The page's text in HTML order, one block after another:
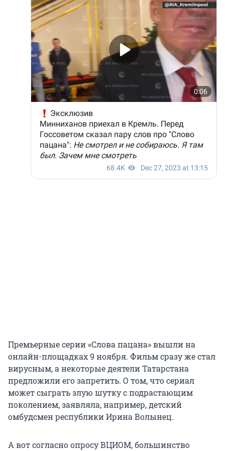
Премьерные серии «Слова пацана» вышли на
онлайн-площадках 9 ноября. Фильм сразу же стал
вирусным, а некоторые деятели Татарстана
предложили его запретить. О том, что сериал
может сыграть злую шутку с подрастающим
поколением, заявляла, например, детский
омбудсмен республики Ирина Волынец.
А вот согласно опросу ВЦИОМ, большинство